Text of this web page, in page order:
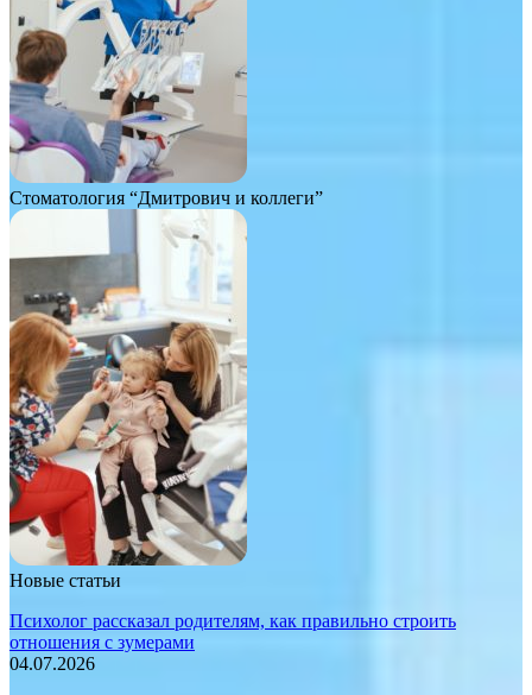
Стоматология “Дмитрович и коллеги”
Новые статьи
Психолог рассказал родителям, как правильно строить
отношения с зумерами
04.07.2026